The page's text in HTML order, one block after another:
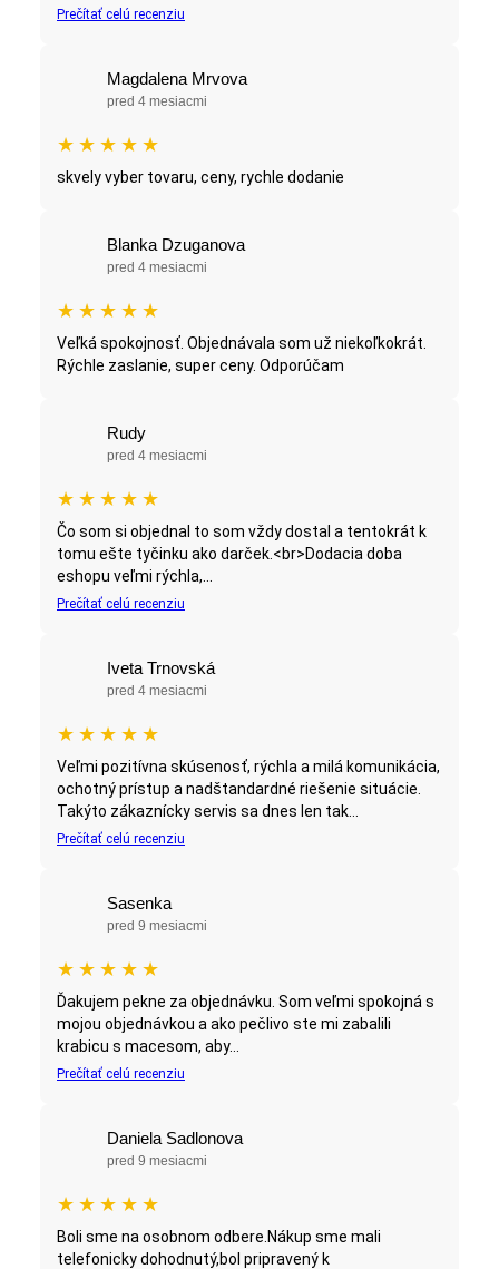
Prečítať celú recenziu
Magdalena Mrvova
pred 4 mesiacmi
★ ★ ★ ★ ★
skvely vyber tovaru, ceny, rychle dodanie
Blanka Dzuganova
pred 4 mesiacmi
★ ★ ★ ★ ★
Veľká spokojnosť. Objednávala som už niekoľkokrát.
Rýchle zaslanie, super ceny. Odporúčam
Rudy
pred 4 mesiacmi
★ ★ ★ ★ ★
Čo som si objednal to som vždy dostal a tentokrát k
tomu ešte tyčinku ako darček.<br>Dodacia doba
eshopu veľmi rýchla,...
Prečítať celú recenziu
Iveta Trnovská
pred 4 mesiacmi
★ ★ ★ ★ ★
Veľmi pozitívna skúsenosť, rýchla a milá komunikácia,
ochotný prístup a nadštandardné riešenie situácie.
Takýto zákaznícky servis sa dnes len tak...
Prečítať celú recenziu
Sasenka
pred 9 mesiacmi
★ ★ ★ ★ ★
Ďakujem pekne za objednávku. Som veľmi spokojná s
mojou objednávkou a ako pečlivo ste mi zabalili
krabicu s macesom, aby...
Prečítať celú recenziu
Daniela Sadlonova
pred 9 mesiacmi
★ ★ ★ ★ ★
Boli sme na osobnom odbere.Nákup sme mali
telefonicky dohodnutý,bol pripravený k